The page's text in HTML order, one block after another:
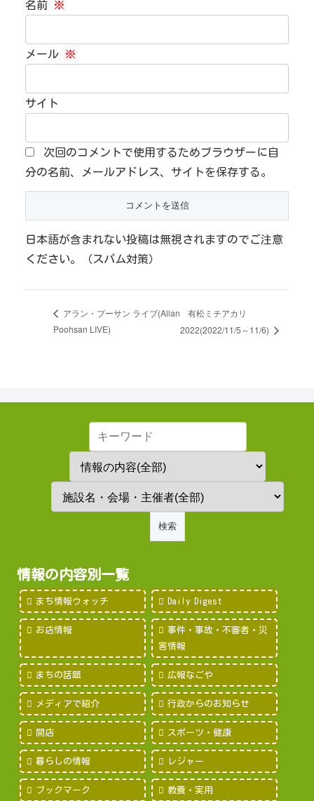
名前 ※
メール ※
サイト
次回のコメントで使用するためブラウザーに自
分の名前、メールアドレス、サイトを保存する。
日本語が含まれない投稿は無視されますのでご注意
ください。（スパム対策）
アラン・プーサン ライブ(Allan
Poohsan LIVE)
有松ミチアカリ
2022(2022/11/5～11/6)
情報の内容別一覧
まち情報ウォッチ Daily Digest
お店情報
事件・事故・不審者・災
害情報
まちの話題 広報なごや
メディアで紹介 行政からのお知らせ
開店 スポーツ・健康
暮らしの情報 レジャー
ブックマーク 教養・実用